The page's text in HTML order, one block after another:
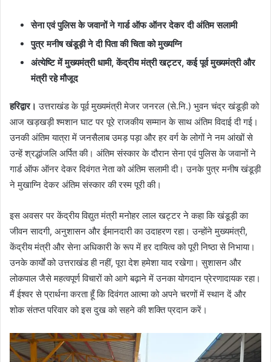
सेना एवं पुलिस के जवानों ने गार्ड ऑफ ऑनर देकर दी अंतिम सलामी
पुत्र मनीष खंडूड़ी ने दी पिता की चिता को मुख्यग्नि
अंत्येष्टि में मुख्यमंत्री धामी, केंद्रीय मंत्री खट्टर, कई पूर्व मुख्यमंत्री और
मंत्री रहे मौजूद
हरिद्वार। उत्तराखंड के पूर्व मुख्यमंत्री मेजर जनरल (से.नि.) भुवन चंद्र खंडूड़ी को
आज खड़खड़ी श्मशान घाट पर पूरे राजकीय सम्मान के साथ अंतिम विदाई दी गई।
उनकी अंतिम यात्रा में जनसैलाब उमड़ पड़ा और हर वर्ग के लोगों ने नम आंखों से
उन्हें श्रद्धांजलि अर्पित की। अंतिम संस्कार के दौरान सेना एवं पुलिस के जवानों ने
गार्ड ऑफ ऑनर देकर दिवंगत नेता को अंतिम सलामी दी। उनके पुत्र मनीष खंडूड़ी
ने मुखाग्नि देकर अंतिम संस्कार की रस्म पूरी की।
इस अवसर पर केंद्रीय विद्युत मंत्री मनोहर लाल खट्टर ने कहा कि खंडूड़ी का
जीवन सादगी, अनुशासन और ईमानदारी का उदाहरण रहा। उन्होंने मुख्यमंत्री,
केंद्रीय मंत्री और सेना अधिकारी के रूप में हर दायित्व को पूरी निष्ठा से निभाया।
उनके कार्यों को उत्तराखंड ही नहीं, पूरा देश हमेशा याद रखेगा। सुशासन और
लोकपाल जैसे महत्वपूर्ण विचारों को आगे बढ़ाने में उनका योगदान प्रेरणादायक रहा।
मैं ईश्वर से प्रार्थना करता हूँ कि दिवंगत आत्मा को अपने चरणों में स्थान दें और
शोक संतप्त परिवार को इस दुख को सहने की शक्ति प्रदान करें।